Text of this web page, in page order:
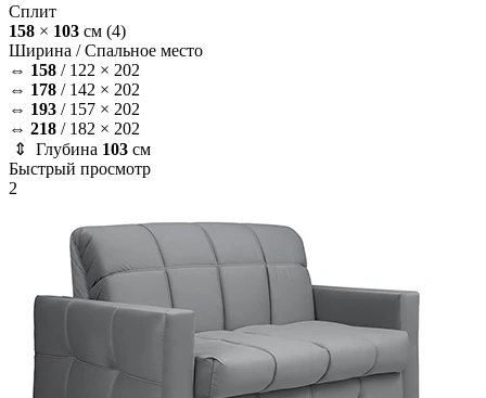
Сплит
158 × 103 см (4)
Ширина /Спальное место
⇔ 158 / 122 × 202
⇔ 178 / 142 × 202
⇔ 193 / 157 × 202
⇔ 218 / 182 × 202
⇕ Глубина 103 см
Быстрый просмотр
2